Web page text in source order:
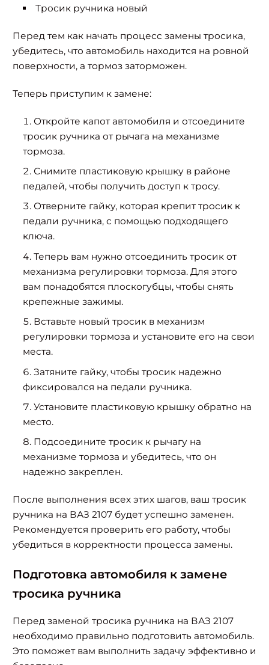
Тросик ручника новый
Перед тем как начать процесс замены тросика,
убедитесь, что автомобиль находится на ровной
поверхности, а тормоз заторможен.
Теперь приступим к замене:
Откройте капот автомобиля и отсоедините
тросик ручника от рычага на механизме
тормоза.
Снимите пластиковую крышку в районе
педалей, чтобы получить доступ к тросу.
Отверните гайку, которая крепит тросик к
педали ручника, с помощью подходящего
ключа.
Теперь вам нужно отсоединить тросик от
механизма регулировки тормоза. Для этого
вам понадобятся плоскогубцы, чтобы снять
крепежные зажимы.
Вставьте новый тросик в механизм
регулировки тормоза и установите его на свои
места.
Затяните гайку, чтобы тросик надежно
фиксировался на педали ручника.
Установите пластиковую крышку обратно на
место.
Подсоедините тросик к рычагу на
механизме тормоза и убедитесь, что он
надежно закреплен.
После выполнения всех этих шагов, ваш тросик
ручника на ВАЗ 2107 будет успешно заменен.
Рекомендуется проверить его работу, чтобы
убедиться в корректности процесса замены.
Подготовка автомобиля к замене
тросика ручника
Перед заменой тросика ручника на ВАЗ 2107
необходимо правильно подготовить автомобиль.
Это поможет вам выполнить задачу эффективно и